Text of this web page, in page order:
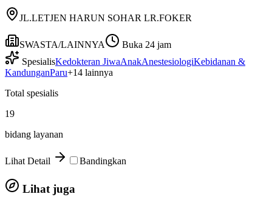
JL.LETJEN HARUN SOHAR LR.FOKER
SWASTA/LAINNYA
Buka 24 jam
SpesialisKedokteran JiwaAnakAnestesiologiKebidanan &
KandunganParu+14 lainnya
Total spesialis
19
bidang layanan
Lihat Detail Bandingkan
Lihat juga